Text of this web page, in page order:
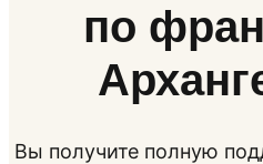
по
Вы получите полную